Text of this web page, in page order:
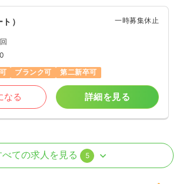
） 一時募集休止
ブランク可 第二新卒可
なる 詳細を見る
べての求人を見る 5